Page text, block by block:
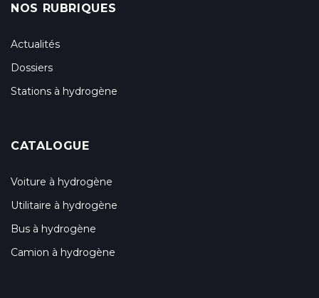
NOS RUBRIQUES
Actualités
Dossiers
Stations à hydrogène
CATALOGUE
Voiture à hydrogène
Utilitaire à hydrogène
Bus à hydrogène
Camion à hydrogène